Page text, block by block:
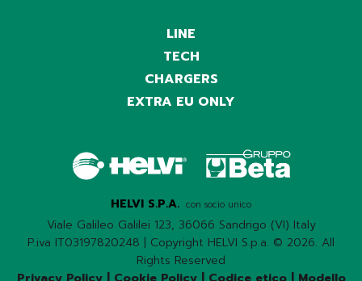
LINE
TECH
CHARGERS
EXTRA EU ONLY
HELVI S.P.A. con socio unico
Viale Galileo Galilei 123, 36066 Sandrigo (VI) Italy
P.iva IT03197820248 | Copyright HELVI S.p.a. © 2026. All
Rights Reserved